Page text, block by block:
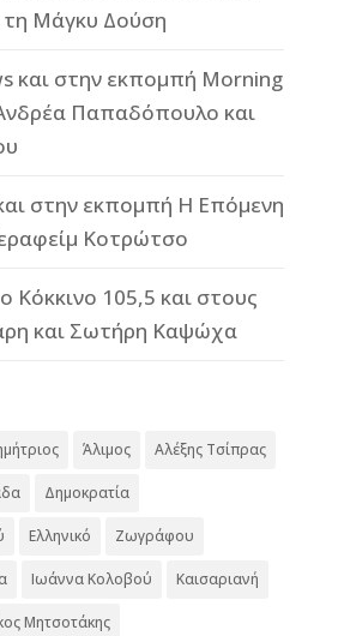
Μάγκυ Δούση
και στην εκπομπή Morning
Παπαδόπουλο και
στην εκπομπή Η Επόμενη
Κοτρώτσο
Κόκκινο 105,5 και στους
και Σωτήρη Καψώχα
Άλιμος Αλέξης Τσίπρας
Δημοκρατία
Ελληνικό Ζωγράφου
Ιωάννα Κολοβού Καισαριανή
Μητσοτάκης